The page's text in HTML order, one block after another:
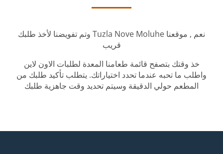
وتم تفويضنا لأخذ طلبك Tuzla Nove Moluhe نعم , موقعنا
قريب
خذ وقتك بتصفح قائمة طعامنا المعدة لطلبات الاون لاين
واطلب ما تحبه عندما تحدد اختياراتك. يتطلب تأكيد طلبك من
المطعم حولي الدقيقة وسيتم تحديد وقت جاهزية طلبك